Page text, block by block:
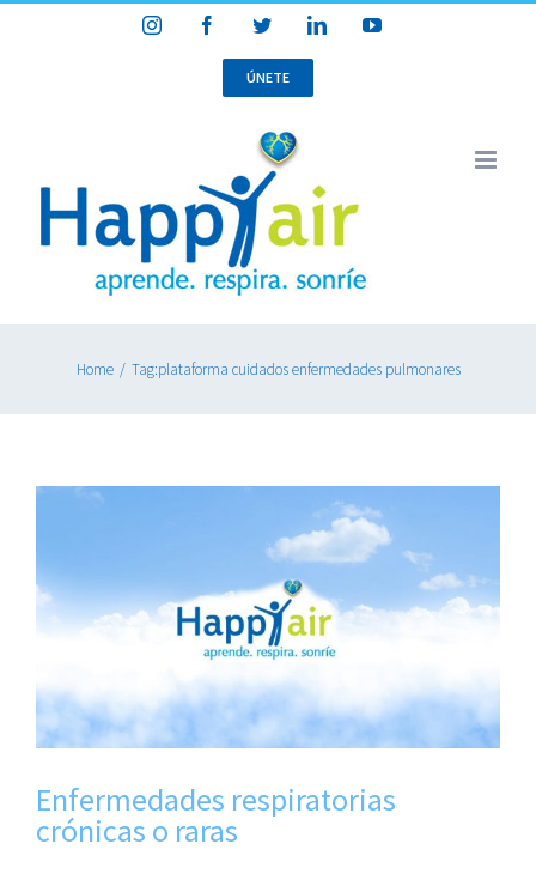
InstagramFacebookTwitterLinkedInYouTube
ÚNETE
Home / Tag:plataforma cuidados enfermedades pulmonares
Enfermedades respiratorias
crónicas o raras